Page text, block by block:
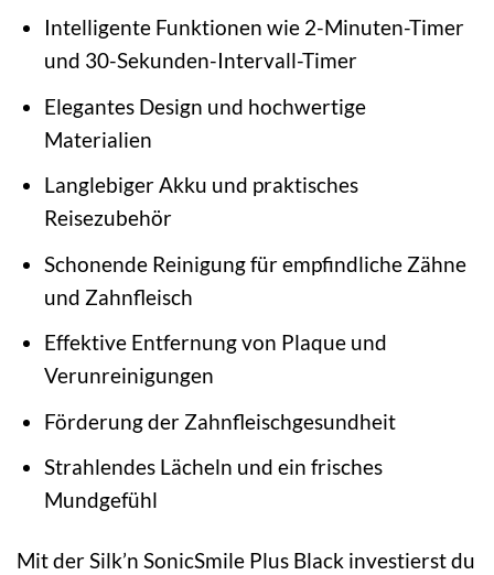
Intelligente Funktionen wie 2-Minuten-Timer
und 30-Sekunden-Intervall-Timer
Elegantes Design und hochwertige
Materialien
Langlebiger Akku und praktisches
Reisezubehör
Schonende Reinigung für empfindliche Zähne
und Zahnfleisch
Effektive Entfernung von Plaque und
Verunreinigungen
Förderung der Zahnfleischgesundheit
Strahlendes Lächeln und ein frisches
Mundgefühl
Mit der Silk’n SonicSmile Plus Black investierst du